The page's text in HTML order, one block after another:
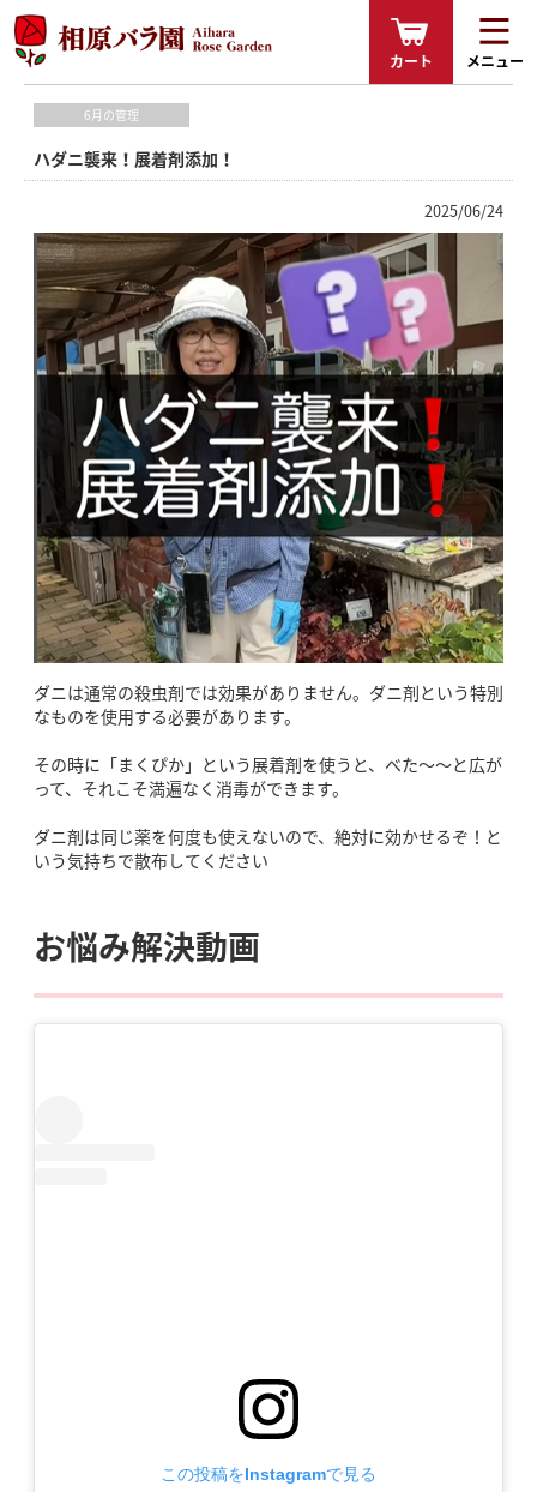
カート メニュー
6月の管理
ハダニ襲来！展着剤添加！
2025/06/24
ダニは通常の殺虫剤では効果がありません。ダニ剤という特別
なものを使用する必要があります。
その時に「まくぴか」という展着剤を使うと、べた～～と広が
って、それこそ満遍なく消毒ができます。
ダニ剤は同じ薬を何度も使えないので、絶対に効かせるぞ！と
いう気持ちで散布してください
お悩み解決動画
この投稿をInstagramで見る